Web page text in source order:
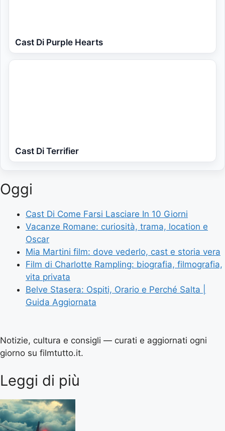
Cast Di Purple Hearts
Cast Di Terrifier
Oggi
Cast Di Come Farsi Lasciare In 10 Giorni
Vacanze Romane: curiosità, trama, location e
Oscar
Mia Martini film: dove vederlo, cast e storia vera
Film di Charlotte Rampling: biografia, filmografia,
vita privata
Belve Stasera: Ospiti, Orario e Perché Salta |
Guida Aggiornata
Notizie, cultura e consigli — curati e aggiornati ogni
giorno su filmtutto.it.
Leggi di più